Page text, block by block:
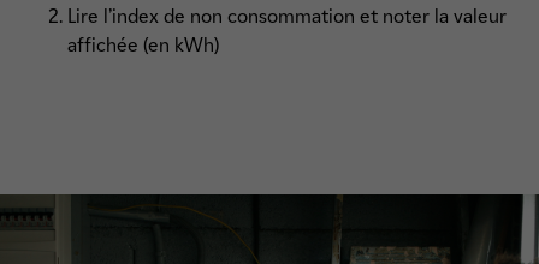
Lire l’index de non consommation et noter la valeur
affichée (en kWh)